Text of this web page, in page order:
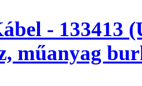
- 133413
műanyag